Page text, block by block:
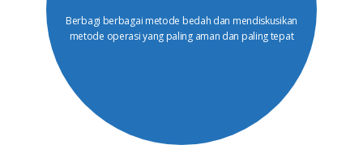
Berbagi berbagai metode bedah dan mendiskusikan
metode operasi yang paling aman dan paling tepat